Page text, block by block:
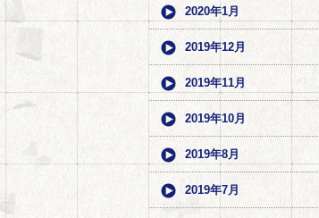
2020年1月
2019年12月
2019年11月
2019年10月
2019年8月
2019年7月